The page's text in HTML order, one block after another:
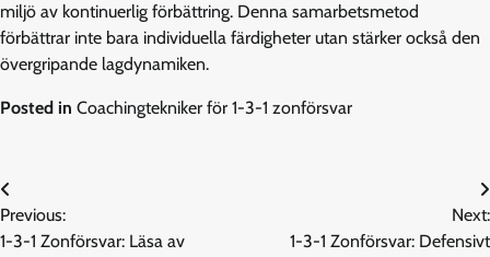
miljö av kontinuerlig förbättring. Denna samarbetsmetod
förbättrar inte bara individuella färdigheter utan stärker också den
övergripande lagdynamiken.
Posted in Coachingtekniker för 1-3-1 zonförsvar
Post
navigation
Previous:
1-3-1 Zonförsvar: Läsa av
Next:
1-3-1 Zonförsvar: Defensivt